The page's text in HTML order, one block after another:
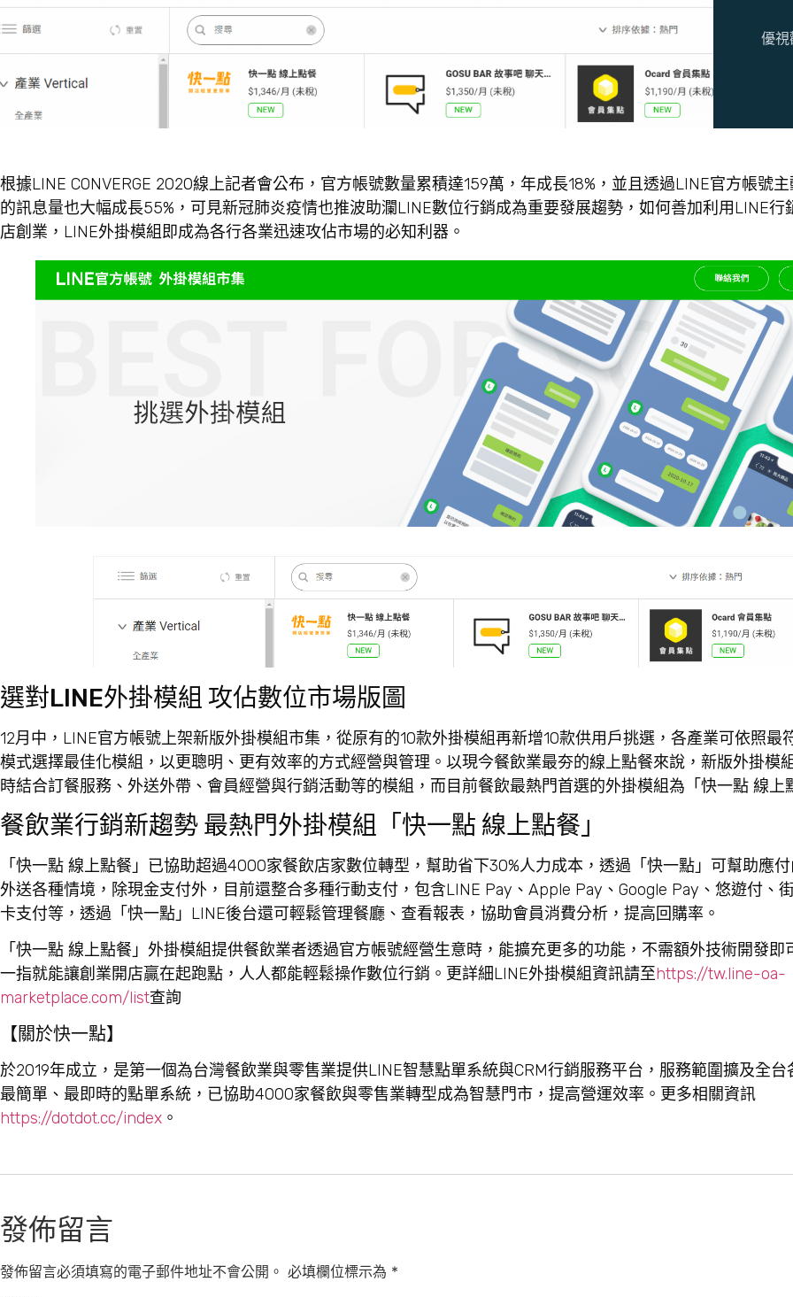
優視
根據LINE CONVERGE 2020線上記者會公布，官方帳號數量累積達159萬，年成長18%，並且透過LINE官方帳號
的訊息量也大幅成長55%，可見新冠肺炎疫情也推波助瀾LINE數位行銷成為重要發展趨勢，如何善加利用LINE行
店創業，LINE外掛模組即成為各行各業迅速攻佔市場的必知利器。
選對LINE外掛模組 攻佔數位市場版圖
12月中，LINE官方帳號上架新版外掛模組市集，從原有的10款外掛模組再新增10款供用戶挑選，各產業可依照最
模式選擇最佳化模組，以更聰明、更有效率的方式經營與管理。以現今餐飲業最夯的線上點餐來說，新版外掛模
時結合訂餐服務、外送外帶、會員經營與行銷活動等的模組，而目前餐飲最熱門首選的外掛模組為「快一點 線上
餐飲業行銷新趨勢 最熱門外掛模組「快一點 線上點餐」
「快一點 線上點餐」已協助超過4000家餐飲店家數位轉型，幫助省下30%人力成本，透過「快一點」可幫助應付
外送各種情境，除現金支付外，目前還整合多種行動支付，包含LINE Pay、Apple Pay、Google Pay、悠遊付、
卡支付等，透過「快一點」LINE後台還可輕鬆管理餐廳、查看報表，協助會員消費分析，提高回購率。
「快一點 線上點餐」外掛模組提供餐飲業者透過官方帳號經營生意時，能擴充更多的功能，不需額外技術開發即
一指就能讓創業開店贏在起跑點，人人都能輕鬆操作數位行銷。更詳細LINE外掛模組資訊請至https://tw.line-oa-
marketplace.com/list查詢
【關於快一點】
於2019年成立，是第一個為台灣餐飲業與零售業提供LINE智慧點單系統與CRM行銷服務平台，服務範圍擴及全台
最簡單、最即時的點單系統，已協助4000家餐飲與零售業轉型成為智慧門市，提高營運效率。更多相關資訊
https://dotdot.cc/index 。
發佈留言
發佈留言必須填寫的電子郵件地址不會公開。 必填欄位標示為 *